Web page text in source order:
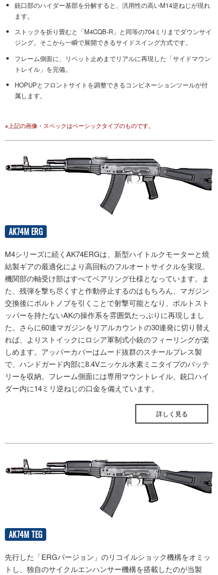
銃口部のハイダー基部を分解すると、汎用性の高いM14逆ねじが現れ
ます。
ストックを折り畳むと「M4CQB-R」と同等の704ミリまでダウンサイ
ジング。そこから一瞬で展開できるサイドスイング方式です。
フレーム側面に、リベット止めまでリアルに再現した「サイドマウン
トレイル」を完備。
HOPUPとフロントサイトを調整できるコンビネーションツールが付
属します。
※上記の画像・スペックはベーシックタイプのものです。
AK74M ERG
M4シリーズに続くAK74ERGは、新型ハイトルクモーターと焼
結製ギアの最適化により高回転のフルオートサイクルを実現。
機関部の軸受け部はすべてベアリング仕様となっています。ま
た、残弾を撃ち尽くすと作動停止するのはもちろん、マガジン
交換後にボルトノブを引くことで射撃可能となり、ボルトスト
ッパーを持たないAKの操作系を雰囲気たっぷりに再現しまし
た。さらに60連マガジンをリアルカウントの30連発に切り替え
れば、よりストイックにロシア軍制式小銃のフィーリングが楽
しめます。アッパーカバーはムード抜群のスチールプレス製
で、ハンドガード内部に8.4Vニッケル水素ミニタイプのバッテ
リーを収納。フレーム側面には専用マウントレイル、銃口ハイ
ダー内に14ミリ逆ねじの口金を備えています。
詳しく見る
AK74M TEG
先行した「ERGバージョン」のリコイルショック機構をオミッ
トし、独自のサイクルエンハンサー機構を搭載したのが当製